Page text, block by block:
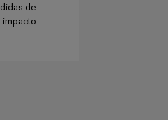
de
impacto